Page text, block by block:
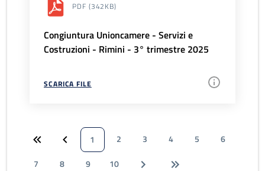
PDF (342KB)
Congiuntura Unioncamere - Servizi e
Costruzioni - Rimini - 3° trimestre 2025
SCARICA FILE
1 2 3 4 5
6
7
8 9 10